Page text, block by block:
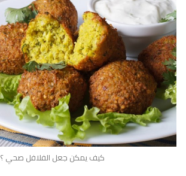
كيف يمكن جعل الفلافل صحي ؟